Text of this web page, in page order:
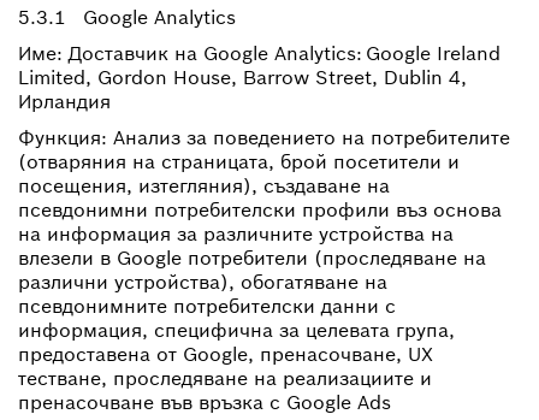
5.3.1 Google Analytics
Име: Доставчик на Google Analytics: Google Ireland
Limited, Gordon House, Barrow Street, Dublin 4,
Ирландия
Функция: Анализ за поведението на потребителите
(отваряния на страницата, брой посетители и
посещения, изтегляния), създаване на
псевдонимни потребителски профили въз основа
на информация за различните устройства на
влезели в Google потребители (проследяване на
различни устройства), обогатяване на
псевдонимните потребителски данни с
информация, специфична за целевата група,
предоставена от Google, пренасочване, UX
тестване, проследяване на реализациите и
пренасочване във връзка с Google Ads